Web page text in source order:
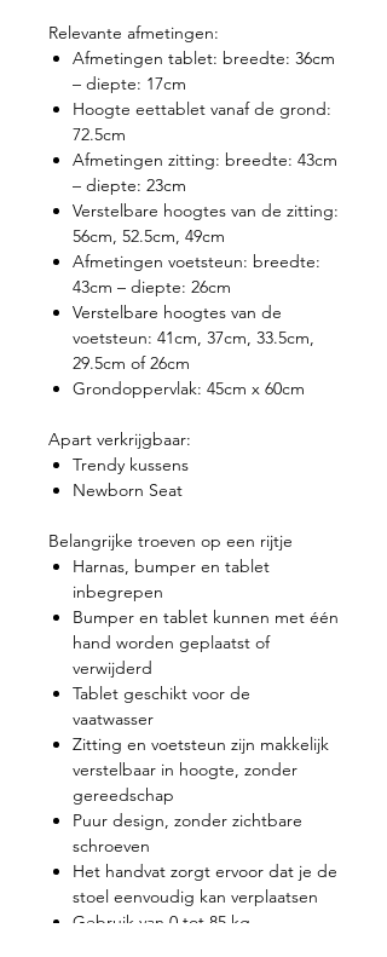
Relevante afmetingen:
Afmetingen tablet: breedte: 36cm
– diepte: 17cm
Hoogte eettablet vanaf de grond:
72.5cm
Afmetingen zitting: breedte: 43cm
– diepte: 23cm
Verstelbare hoogtes van de zitting:
56cm, 52.5cm, 49cm
Afmetingen voetsteun: breedte:
43cm – diepte: 26cm
Verstelbare hoogtes van de
voetsteun: 41cm, 37cm, 33.5cm,
29.5cm of 26cm
Grondoppervlak: 45cm x 60cm
Apart verkrijgbaar:
Trendy kussens
Newborn Seat
Belangrijke troeven op een rijtje
Harnas, bumper en tablet
inbegrepen
Bumper en tablet kunnen met één
hand worden geplaatst of
verwijderd
Tablet geschikt voor de
vaatwasser
Zitting en voetsteun zijn makkelijk
verstelbaar in hoogte, zonder
gereedschap
Puur design, zonder zichtbare
schroeven
Het handvat zorgt ervoor dat je de
stoel eenvoudig kan verplaatsen
Gebruik van 0 tot 85 kg